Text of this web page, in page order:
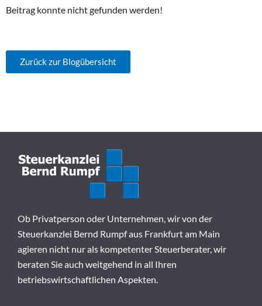
Beitrag konnte nicht gefunden werden!
Zurück zur Blogübersicht
Ob Privatperson oder Unternehmen, wir von der
Steuerkanzlei Bernd Rumpf aus Frankfurt am Main
agieren nicht nur als kompetenter Steuerberater, wir
beraten Sie auch weitgehend in all Ihren
betriebswirtschaftlichen Aspekten.